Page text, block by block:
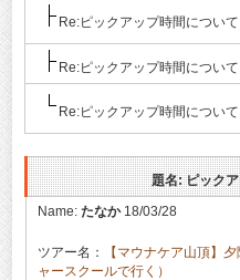
Re:ピックアップ時間について
Re:ピックアップ時間について
Re:ピックアップ時間について
題名: ピック
Name: たなか18/03/28
ツアー名：
【マウナケア山頂】
ャースクールで行く）